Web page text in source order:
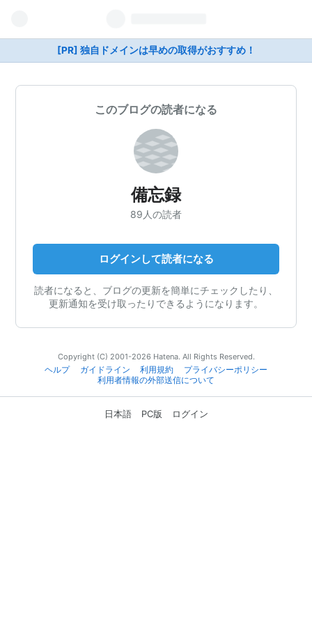
[PR] 独自ドメインは早めの取得がおすすめ！
このブログの読者になる
備忘録
89人の読者
ログインして読者になる
読者になると、ブログの更新を簡単にチェックしたり、
更新通知を受け取ったりできるようになります。
Copyright (C) 2001-2026 Hatena. All Rights Reserved.
ヘルプ
ガイドライン 利用規約
プライバシーポリシー
利用者情報の外部送信について
日本語 PC版 ログイン